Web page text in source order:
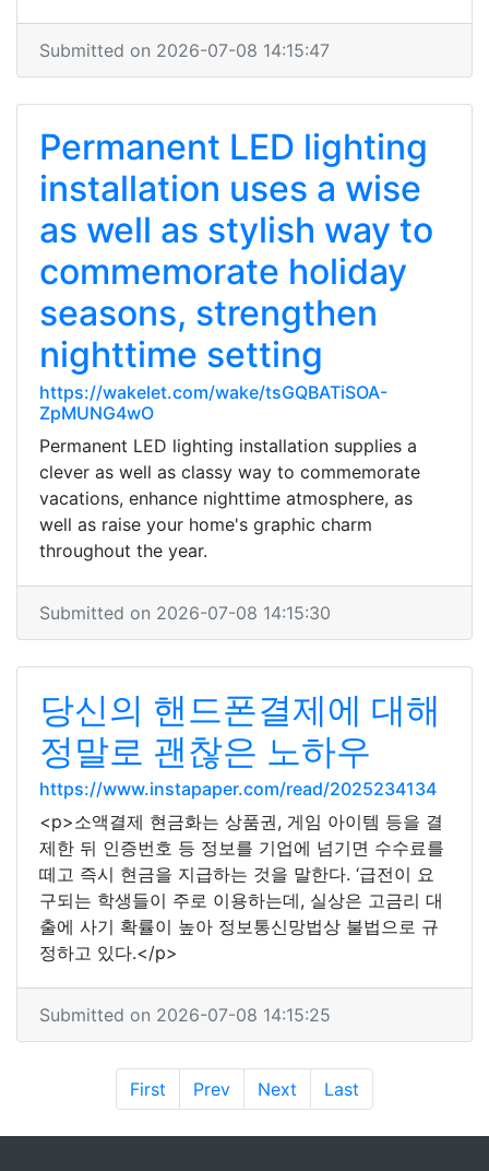
Submitted on 2026-07-08 14:15:47
Permanent LED lighting
installation uses a wise
as well as stylish way to
commemorate holiday
seasons, strengthen
nighttime setting
https://wakelet.com/wake/tsGQBATiSOA-
ZpMUNG4wO
Permanent LED lighting installation supplies a
clever as well as classy way to commemorate
vacations, enhance nighttime atmosphere, as
well as raise your home's graphic charm
throughout the year.
Submitted on 2026-07-08 14:15:30
당신의 핸드폰결제에 대해
정말로 괜찮은 노하우
https://www.instapaper.com/read/2025234134
<p>소액결제 현금화는 상품권, 게임 아이템 등을 결
제한 뒤 인증번호 등 정보를 기업에 넘기면 수수료를
떼고 즉시 현금을 지급하는 것을 말한다. ‘급전이 요
구되는 학생들이 주로 이용하는데, 실상은 고금리 대
출에 사기 확률이 높아 정보통신망법상 불법으로 규
정하고 있다.</p>
Submitted on 2026-07-08 14:15:25
First Prev Next Last